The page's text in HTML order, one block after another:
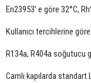
En23953’ e göre 32°C,
Kullanıcı tercihlerine
R134a, R404a soğutucu
Camlı kapılarda standart